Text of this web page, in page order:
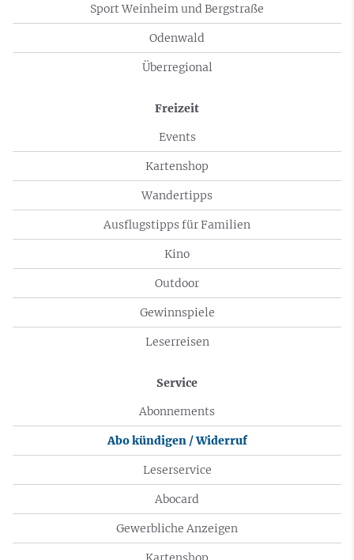
Sport Weinheim und Bergstraße
Odenwald
Überregional
Freizeit
Events
Kartenshop
Wandertipps
Ausflugstipps für Familien
Kino
Outdoor
Gewinnspiele
Leserreisen
Service
Abonnements
Abo kündigen / Widerruf
Leserservice
Abocard
Gewerbliche Anzeigen